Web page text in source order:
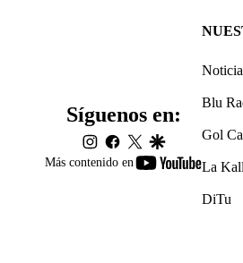
Más contenido en
Síguenos en:
instagram
facebook
twittergoogle
Blu
Gol
La
DiTu